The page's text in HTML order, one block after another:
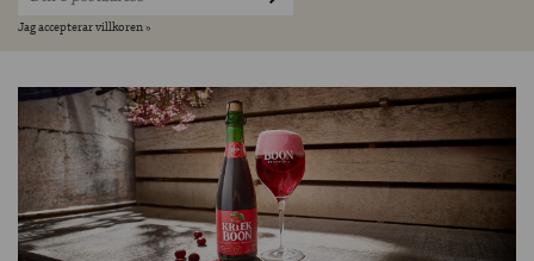
Jag accepterar villkoren »